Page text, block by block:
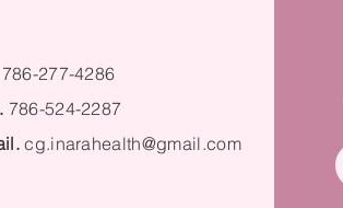
786-277-4286
786-524-2287
cg.inarahealth@gmail.com